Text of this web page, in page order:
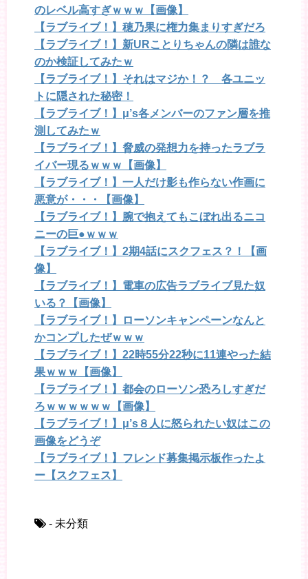
のレベル高すぎｗｗｗ【画像】
【ラブライブ！】穂乃果に権力集まりすぎだろ
【ラブライブ！】新URことりちゃんの隣は誰な
のか検証してみたｗ
【ラブライブ！】それはマジか！？ 各ユニッ
トに隠された秘密！
【ラブライブ！】μ’s各メンバーのファン層を推
測してみたｗ
【ラブライブ！】脅威の発想力を持ったラブラ
イバー現るｗｗｗ【画像】
【ラブライブ！】一人だけ影も作らない作画に
悪意が・・・【画像】
【ラブライブ！】腕で抱えてもこぼれ出るニコ
ニーの巨●ｗｗｗ
【ラブライブ！】2期4話にスクフェス？！【画
像】
【ラブライブ！】電車の広告ラブライブ見た奴
いる？【画像】
【ラブライブ！】ローソンキャンペーンなんと
かコンプしたぜｗｗｗ
【ラブライブ！】22時55分22秒に11連やった結
果ｗｗｗ【画像】
【ラブライブ！】都会のローソン恐ろしすぎだ
ろｗｗｗｗｗｗ【画像】
【ラブライブ！】μ’s８人に怒られたい奴はこの
画像をどうぞ
【ラブライブ！】フレンド募集掲示板作ったよ
ー【スクフェス】
- 未分類